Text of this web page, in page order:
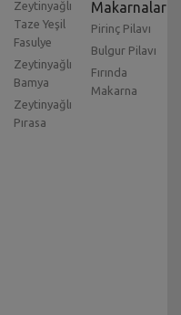
Zeytinyağlı
Taze Yeşil
Fasulye
Zeytinyağlı
Bamya
Zeytinyağlı
Pırasa
Makarnalar
Pirinç Pilavı
Bulgur Pilavı
Fırında
Makarna